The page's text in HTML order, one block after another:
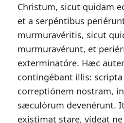
Christum, sicut quidam
et a serpéntibus
murmuravéritis, sicut
murmuravérunt, et
exterminatóre. Hæc
contingébant illis:
correptiónem nostram,
sæculórum devenérunt.
exístimat stare, vídeat